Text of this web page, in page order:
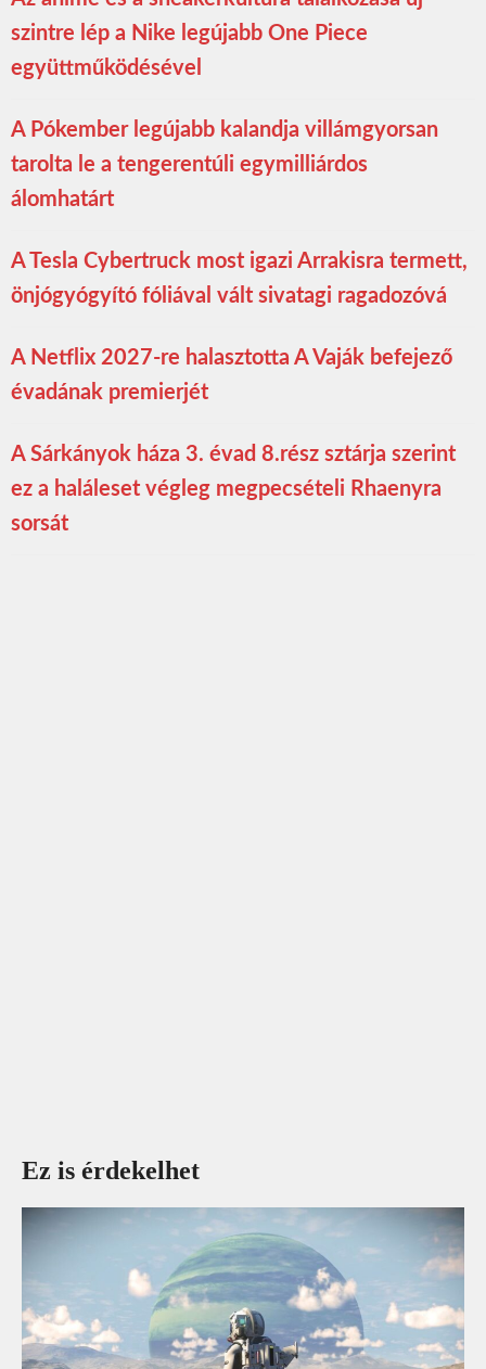
szintre lép a Nike legújabb One Piece
együttműködésével
A Pókember legújabb kalandja villámgyorsan
tarolta le a tengerentúli egymilliárdos
álomhatárt
A Tesla Cybertruck most igazi Arrakisra termett,
önjógyógyító fóliával vált sivatagi ragadozóvá
A Netflix 2027-re halasztotta A Vaják befejező
évadának premierjét
A Sárkányok háza 3. évad 8.rész sztárja szerint
ez a haláleset végleg megpecsételi Rhaenyra
sorsát
Ez is érdekelhet